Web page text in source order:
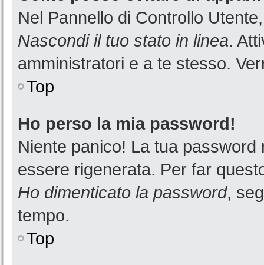
Nel Pannello di Controllo
Nascondi il tuo stato in linea.
amministratori e a te stesso.
Top
Ho perso la mia password!
Niente panico! La tua
essere rigenerata. Per far
Ho dimenticato la password,
tempo.
Top